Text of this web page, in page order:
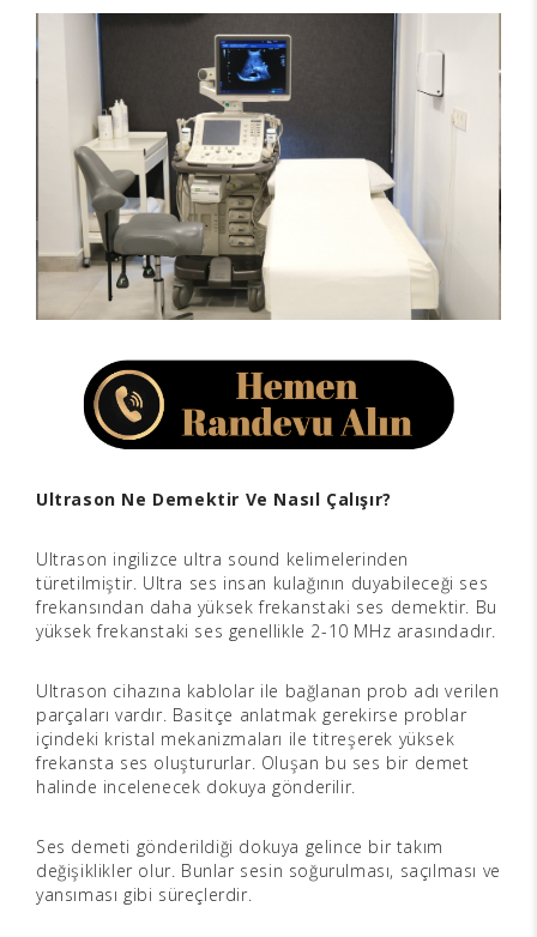
Ultrason Ne Demektir Ve Nasıl Çalışır?
Ultrason ingilizce ultra sound kelimelerinden
türetilmiştir. Ultra ses insan kulağının duyabileceği ses
frekansından daha yüksek frekanstaki ses demektir. Bu
yüksek frekanstaki ses genellikle 2-10 MHz arasındadır.
Ultrason cihazına kablolar ile bağlanan prob adı verilen
parçaları vardır. Basitçe anlatmak gerekirse problar
içindeki kristal mekanizmaları ile titreşerek yüksek
frekansta ses oluştururlar. Oluşan bu ses bir demet
halinde incelenecek dokuya gönderilir.
Ses demeti gönderildiği dokuya gelince bir takım
değişiklikler olur. Bunlar sesin soğurulması, saçılması ve
yansıması gibi süreçlerdir.